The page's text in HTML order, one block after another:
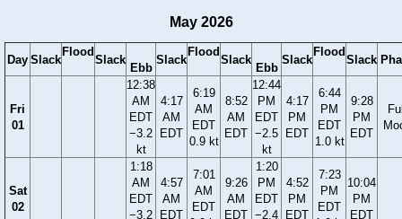
May 2026
Day Slack
Flood
Slack
Ebb
Slack
Flood
Slack
Ebb
Slack
Flood
Slack
Fri
01
12:38
AM
EDT
−3.2
kt
4:17
AM
EDT
6:19
AM
EDT
0.9 kt
8:52
AM
EDT
12:44
PM
EDT
−2.5
kt
4:17
PM
EDT
6:44
PM
EDT
1.0 kt
9:28
PM
EDT
Sat
02
1:18
AM
EDT
−3.2
4:57
AM
EDT
7:01
AM
EDT
9:26
AM
EDT
1:20
PM
EDT
−2.4
4:52
PM
EDT
7:23
PM
EDT
10:04
PM
EDT